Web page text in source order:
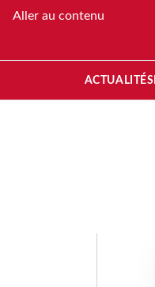
Aller au contenu
ACTUALITÉS